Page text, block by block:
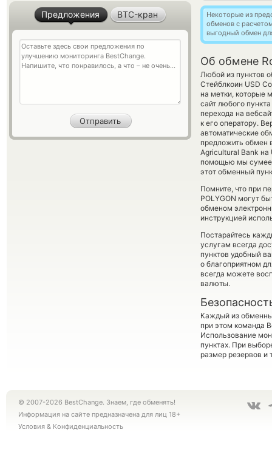
Некоторые из
обменов с
выгодный обмен
Об обмене
Любой из пунктов
Стейблкоин USD
на метки, которые
сайт любого
перехода на
к его оператору.
автоматические
предложить обмен
Agricultural Bank на
помощью мы
этот обменный
Помните, что при
POLYGON могут
обменом
инструкцией
Постарайтесь
услугам всегда
пунктов удобный
о благоприятном
всегда можете
валюты.
Каждый из
при этом команда
Использование
пунктах. При
размер резервов и
Предложения BTC-кран
© 2007-2026 BestChange. Знаем, где обменять!
Информация на сайте предназначена для лиц 18+
Условия & Конфиденциальность